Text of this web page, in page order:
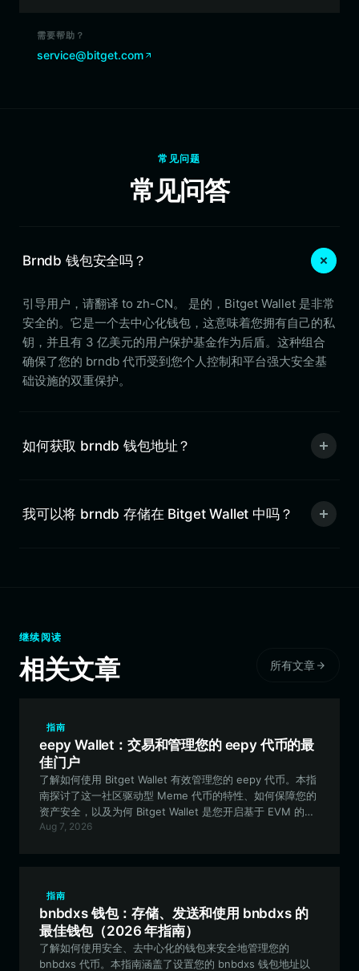
需要帮助？
service@bitget.com
常见问题
常见问答
Brndb 钱包安全吗？
引导用户，请翻译 to zh-CN。 是的，Bitget Wallet 是非常
安全的。它是一个去中心化钱包，这意味着您拥有自己的私
钥，并且有 3 亿美元的用户保护基金作为后盾。这种组合
确保了您的 brndb 代币受到您个人控制和平台强大安全基
础设施的双重保护。
如何获取 brndb 钱包地址？
我可以将 brndb 存储在 Bitget Wallet 中吗？
继续阅读
相关文章 所有文章
指南
eepy Wallet：交易和管理您的 eepy 代币的最
佳门户
了解如何使用 Bitget Wallet 有效管理您的 eepy 代币。本指
南探讨了这一社区驱动型 Meme 代币的特性、如何保障您的
资产安全，以及为何 Bitget Wallet 是您开启基于 EVM 的文
化资产之旅的最佳选择。
Aug 7, 2026
指南
bnbdxs 钱包：存储、发送和使用 bnbdxs 的
最佳钱包（2026 年指南）
了解如何使用安全、去中心化的钱包来安全地管理您的
bnbdxs 代币。本指南涵盖了设置您的 bnbdxs 钱包地址以